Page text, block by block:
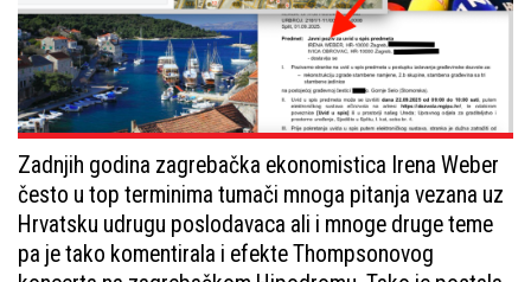
Zadnjih godina zagrebačka ekonomistica Irena Weber
često u top terminima tumači mnoga pitanja vezana uz
Hrvatsku udrugu poslodavaca ali i mnoge druge teme
pa je tako komentirala i efekte Thompsonovog